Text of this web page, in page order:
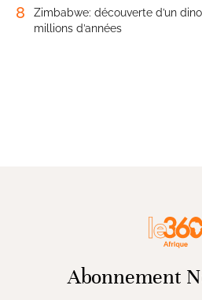
8
Zimbabwe: découverte d’un
millions d’années
Abonnement